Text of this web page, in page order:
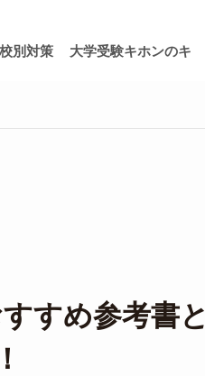
別対策 大学受験キホンのキ
すめ参考書と